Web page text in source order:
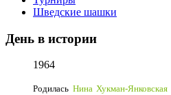
Шведские шашки
День в истории
1964
Родилась Нина Хукман-Янковская